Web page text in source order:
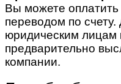
Вы можете
переводом по
юридическим лицам
предварительно
компании.